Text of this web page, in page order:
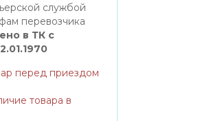
службой
перевозчика
в ТК с
перед приездом
товара в